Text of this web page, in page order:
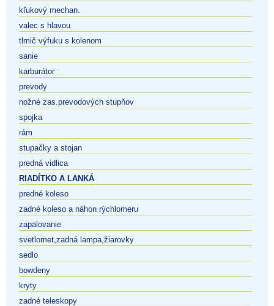
kľukový mechan.
valec s hlavou
tlmič výfuku s kolenom
sanie
karburátor
prevody
nožné zas.prevodových stupňov
spojka
rám
stupačky a stojan
predná vidlica
RIADÍTKO A LANKÁ
predné koleso
zadné koleso a náhon rýchlomeru
zapalovanie
svetlomet,zadná lampa,žiarovky
sedlo
bowdeny
kryty
zadné teleskopy